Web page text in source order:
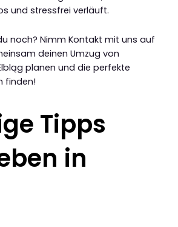
und stressfrei verläuft.
noch? Nimm Kontakt mit uns auf
deinen Umzug von
planen und die perfekte
finden!
Tipps
in